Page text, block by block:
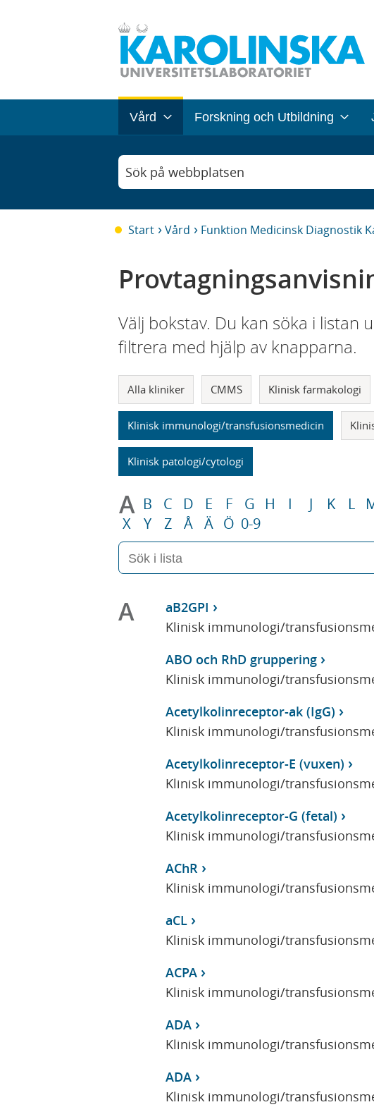
Vård Forskning och Utbildning
Sök på webbplatsen
Start Vård Funktion Medicinsk Diagnostik
Välj bokstav. Du kan söka i listan
filtrera med hjälp av knapparna.
Alla kliniker CMMS Klinisk farmakologi
Klinisk immunologi/transfusionsmedicin
Klinisk patologi/cytologi
A B C D E F G H I J K L
X
Y Z Å Ä Ö 0-9
A
aB2GPI
Klinisk immunologi/
ABO och RhD gruppering
Klinisk immunologi/
Acetylkolinreceptor-ak (IgG)
Klinisk immunologi/
Acetylkolinreceptor-E (vuxen)
Klinisk immunologi/
Acetylkolinreceptor-G (fetal)
Klinisk immunologi/
AChR
Klinisk immunologi/
aCL
Klinisk immunologi/
ACPA
Klinisk immunologi/
ADA
Klinisk immunologi/
ADA
Klinisk immunologi/